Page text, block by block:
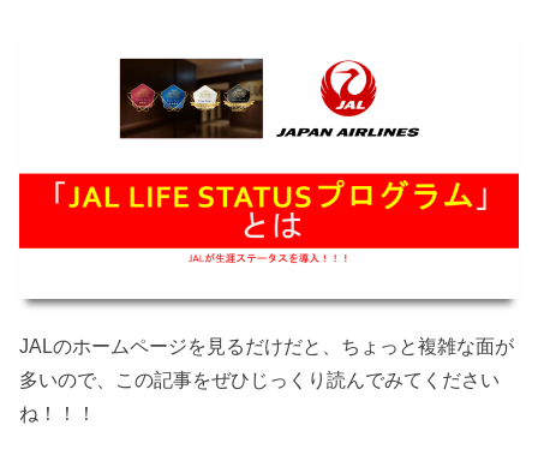
JALのホームページを見るだけだと、ちょっと複雑な面が
多いので、この記事をぜひじっくり読んでみてください
ね！！！